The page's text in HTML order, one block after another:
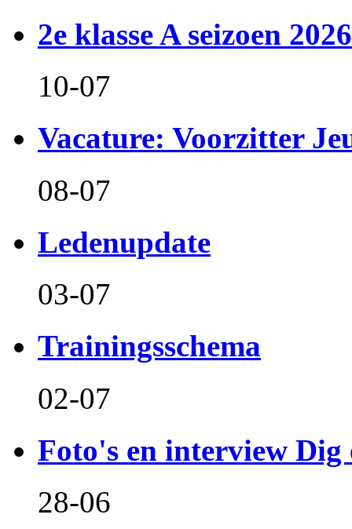
2e klasse A seizoen
10-07
Vacature: Voorzitter
08-07
Ledenupdate
03-07
Trainingsschema
02-07
Foto's en interview Dig
28-06